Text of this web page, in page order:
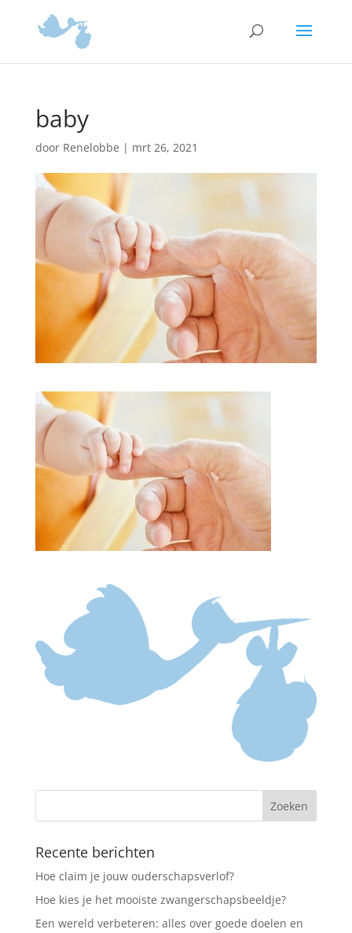
baby
door Renelobbe | mrt 26, 2021
Recente berichten
Hoe claim je jouw ouderschapsverlof?
Hoe kies je het mooiste zwangerschapsbeeldje?
Een wereld verbeteren: alles over goede doelen en